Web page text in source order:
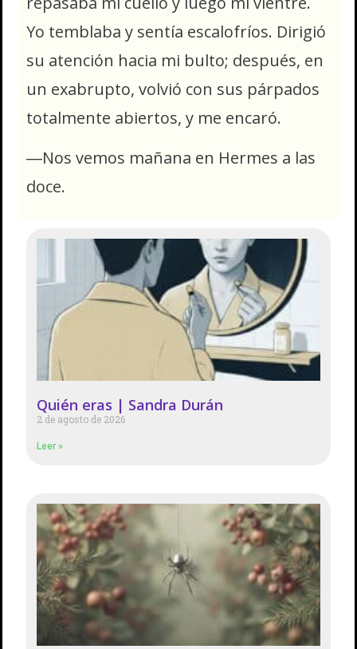
Yo temblaba y sentía escalofríos. Dirigió
su atención hacia mi bulto; después, en
un exabrupto, volvió con sus párpados
totalmente abiertos, y me encaró.
―Nos vemos mañana en Hermes a las
doce.
Quién eras | Sandra Durán
2 de agosto de 2026
Leer »